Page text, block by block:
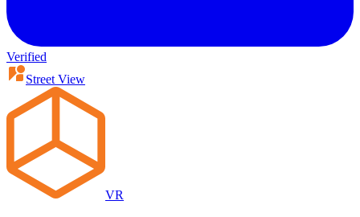
Verified
Street View
VR